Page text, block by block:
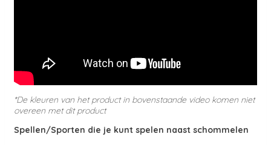
*De kleuren van het product in bovenstaande video komen niet
overeen met dit product
Spellen/Sporten die je kunt spelen naast schommelen